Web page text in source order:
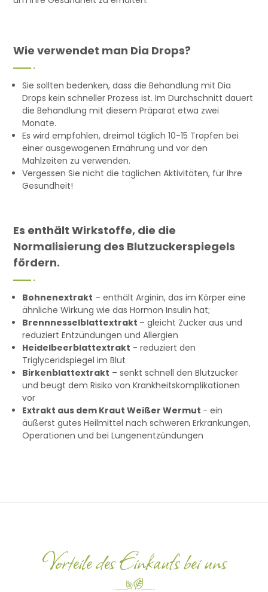
Wie verwendet man Dia Drops?
Sie sollten bedenken, dass die Behandlung mit Dia
Drops kein schneller Prozess ist. Im Durchschnitt dauert
die Behandlung mit diesem Präparat etwa zwei
Monate.
Es wird empfohlen, dreimal täglich 10-15 Tropfen bei
einer ausgewogenen Ernährung und vor den
Mahlzeiten zu verwenden.
Vergessen Sie nicht die täglichen Aktivitäten, für Ihre
Gesundheit!
Es enthält Wirkstoffe, die die
Normalisierung des Blutzuckerspiegels
fördern.
Bohnenextrakt – enthält Arginin, das im Körper eine
ähnliche Wirkung wie das Hormon Insulin hat;
Brennnesselblattextrakt – gleicht Zucker aus und
reduziert Entzündungen und Allergien
Heidelbeerblattextrakt - reduziert den
Triglyceridspiegel im Blut
Birkenblattextrakt – senkt schnell den Blutzucker
und beugt dem Risiko von Krankheitskomplikationen
vor
Extrakt aus dem Kraut Weißer Wermut - ein
äußerst gutes Heilmittel nach schweren Erkrankungen,
Operationen und bei Lungenentzündungen
Vorteile des Einkaufs bei uns